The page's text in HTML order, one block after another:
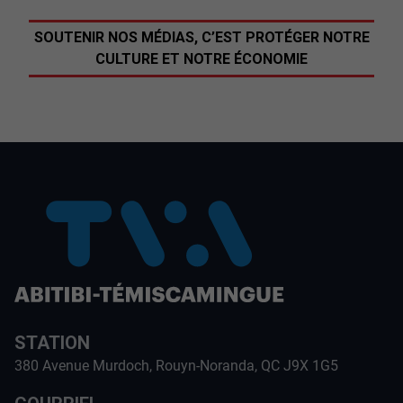
SOUTENIR NOS MÉDIAS, C’EST PROTÉGER NOTRE
CULTURE ET NOTRE ÉCONOMIE
STATION
380 Avenue Murdoch, Rouyn-Noranda, QC J9X 1G5